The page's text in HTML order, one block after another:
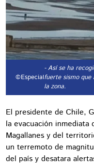
©Especial
- Así se ha
fuerte sismo
la zona.
El presidente de Chile,
la evacuación
Magallanes y del
un terremoto de
del país y desatara